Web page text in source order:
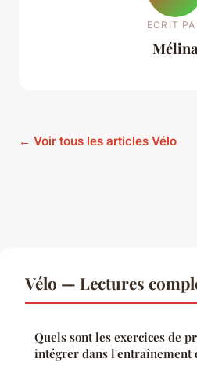
ECRIT
Mélina
← Voir tous les articles Vélo
Vélo — Lectures
Quels sont les exercices de
intégrer dans l'entraînement